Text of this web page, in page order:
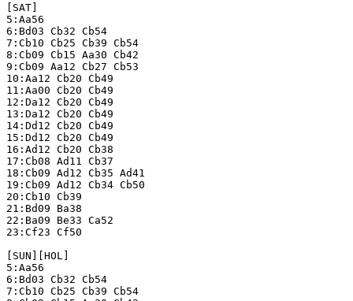
[SAT]
5:Aa56
6:Bd03 Cb32 Cb54
7:Cb10 Cb25 Cb39 Cb54
8:Cb09 Cb15 Aa30 Cb42
9:Cb09 Aa12 Cb27 Cb53
10:Aa12 Cb20 Cb49
11:Aa00 Cb20 Cb49
12:Da12 Cb20 Cb49
13:Da12 Cb20 Cb49
14:Dd12 Cb20 Cb49
15:Dd12 Cb20 Cb49
16:Ad12 Cb20 Cb38
17:Cb08 Ad11 Cb37
18:Cb09 Ad12 Cb35 Ad41
19:Cb09 Ad12 Cb34 Cb50
20:Cb10 Cb39
21:Bd09 Ba38
22:Ba09 Be33 Ca52
23:Cf23 Cf50
[SUN][HOL]
5:Aa56
6:Bd03 Cb32 Cb54
7:Cb10 Cb25 Cb39 Cb54